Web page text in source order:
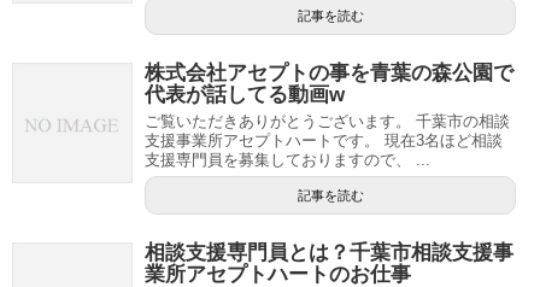
記事を読む
株式会社アセプトの事を青葉の森公園で
代表が話してる動画w
ご覧いただきありがとうございます。 千葉市の相談
支援事業所アセプトハートです。 現在3名ほど相談
支援専門員を募集しておりますので、 ...
記事を読む
相談支援専門員とは？千葉市相談支援事
業所アセプトハートのお仕事